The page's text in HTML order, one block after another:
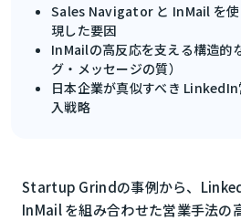
Sales Navigator と InMail を使
現した要因
InMailの高反応を支える構造的
グ・メッセージの質）
日本企業が真似すべき
入戦略
Startup Grindの事例から、
InMail を組み合わせた営業手法の